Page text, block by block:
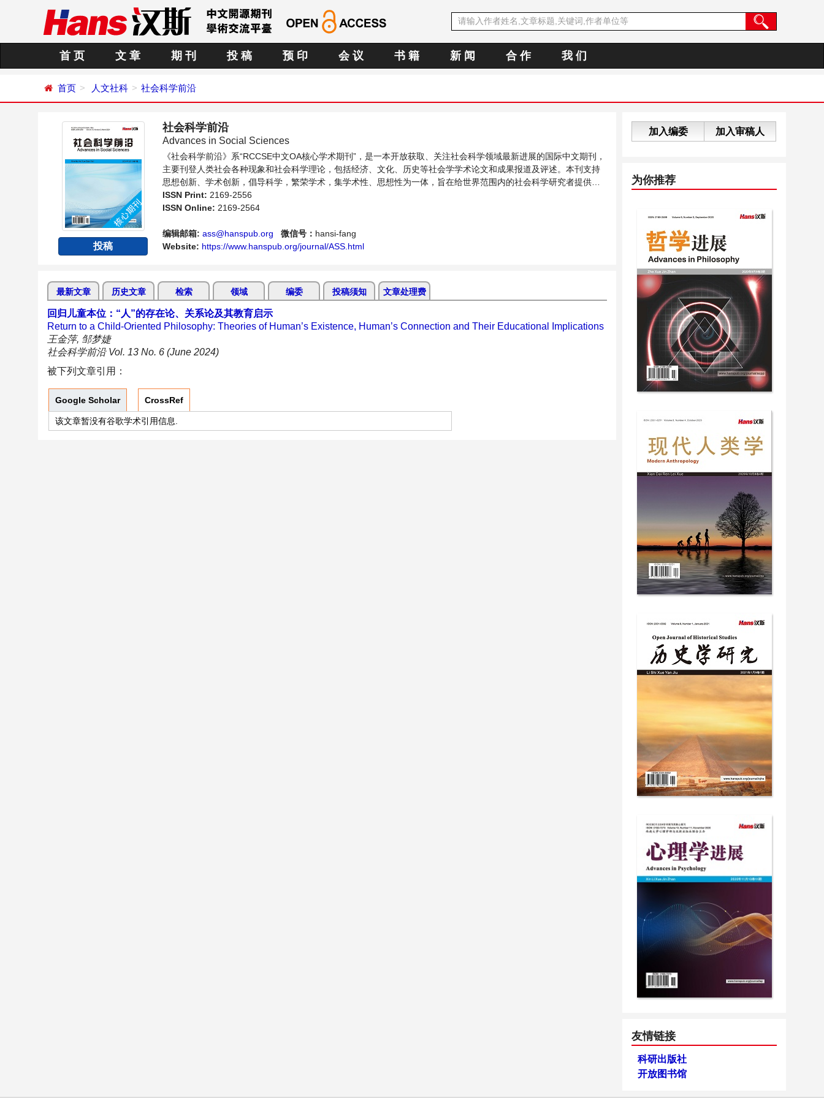
首 页 文 章 期 刊 投 稿 预 印 会 议 书 籍 新 闻 合 作 我 们
首页 人文社科 社会科学前沿
投稿
社会科学前沿
Advances in Social Sciences
《社会科学前沿》系“RCCSE中文OA核心学术期刊”，是一本开放获取、关注社会科学领域最新进展的国际中文期刊，
主要刊登人类社会各种现象和社会科学理论，包括经济、文化、历史等社会学学术论文和成果报道及评述。本刊支持
思想创新、学术创新，倡导科学，繁荣学术，集学术性、思想性为一体，旨在给世界范围内的社会科学研究者提供一
个传播、分享和讨论社会科学领域内不同方向问题与发展的交流平台。
ISSN Print: 2169-2556
ISSN Online: 2169-2564
编辑邮箱: ass@hanspub.org 微信号： hansi-fang
Website: https://www.hanspub.org/journal/ASS.html
最新文章 历史文章 检索 领域 编委 投稿须知 文章处理费
回归儿童本位：“人”的存在论、关系论及其教育启示
Return to a Child-Oriented Philosophy: Theories of Human’s Existence, Human’s Connection and Their Educational Implications
王金萍, 邹梦婕
社会科学前沿 Vol. 13 No. 6 (June 2024)
被下列文章引用：
Google Scholar CrossRef
该文章暂没有谷歌学术引用信息.
加入编委 加入审稿人
为你推荐
友情链接
科研出版社
开放图书馆